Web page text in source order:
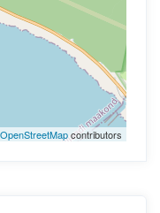
OpenStreetMapcontributors